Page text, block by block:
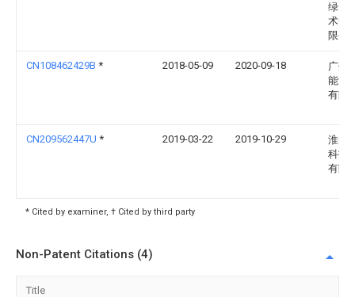
绿电
术开
限公
CN108462429B * 2018-05-09 2020-09-18
广州
能源
有限
CN209562447U * 2019-03-22 2019-10-29
淮安
科技
有限
* Cited by examiner, † Cited by third party
Non-Patent Citations (4)
Title